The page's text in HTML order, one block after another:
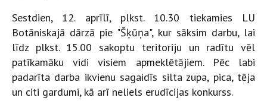
Sestdien, 12. aprīlī, plkst. 10.30 tiekamies LU
Botāniskajā dārzā pie "Šķūņa", kur sāksim darbu, lai
līdz plkst. 15.00 sakoptu teritoriju un radītu vēl
patīkamāku vidi visiem apmeklētājiem. Pēc labi
padarīta darba ikvienu sagaidīs silta zupa, pica, tēja
un citi gardumi, kā arī neliels erudīcijas konkurss.